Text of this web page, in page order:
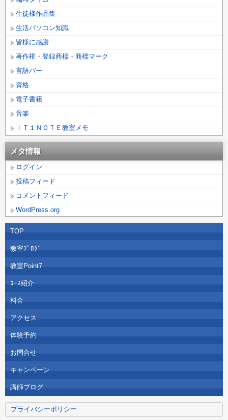
生徒様作品集
生活パソコン知識
皆様に感謝
著作権・登録商標・商標マーク
言語バー
資格
電子書籍
音楽
ＩＴ１ＮＯＴＥ教室メモ
メタ情報
ログイン
投稿フィード
コメントフィード
WordPress.org
TOP
教室ﾌﾞﾛｸﾞ
教室Point7
ｺｰｽ紹介
料金
アクセス
体験予約
お問合せ
キャンペーン
講師ブログ
プライバシーポリシー